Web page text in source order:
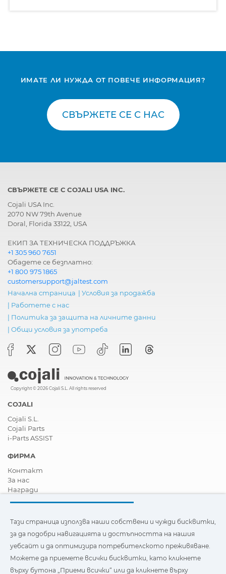
ИМАТЕ ЛИ НУЖДА ОТ ПОВЕЧЕ ИНФОРМАЦИЯ?
СВЪРЖЕТЕ СЕ С НАС
СВЪРЖЕТЕ СЕ С COJALI USA INC.
Cojali USA Inc.
2070 NW 79th Avenue
Doral, Florida 33122, USA
ЕКИП ЗА ТЕХНИЧЕСКА ПОДДРЪЖКА
+1 305 960 7651
Обадете се безплатно:
+1 800 975 1865
customersupport@jaltest.com
Начална страница | Условия за продажба
| Работете с нас
| Политика за защита на личните данни
| Общи условия за употреба
Copyright © 2026 Cojali S.L. All rights reserved
COJALI
Cojali S.L.
Cojali Parts
i-Parts ASSIST
ФИРМА
Контакт
За нас
Награди
Станете дистрибутор
Новини
Видеа
FAQ - Често задавани въпроси
Тази страница използва наши собствени и бисквитки на
Тази страница използва наши собствени и чужди бисквитки,
за да подобри навигацията и достъпността на нашия
уебсайт и да оптимизира потребителското преживяване.
Можете да приемете всички бисквитки, като кликнете
върху бутона „Приеми всички“ или да кликнете върху